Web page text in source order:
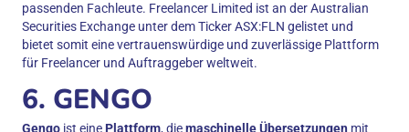
passenden Fachleute. Freelancer Limited ist an der Australian
Securities Exchange unter dem Ticker ASX:FLN gelistet und
bietet somit eine vertrauenswürdige und zuverlässige Plattform
für Freelancer und Auftraggeber weltweit.
6. GENGO
Gengo ist eine Plattform, diemaschinelle Übersetzungen mit